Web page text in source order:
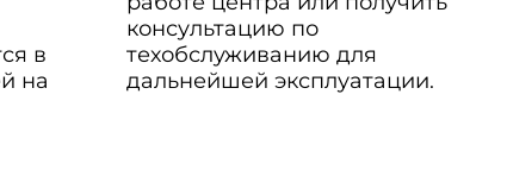
в
на
консультацию по
техобслуживанию для
дальнейшей эксплуатации.